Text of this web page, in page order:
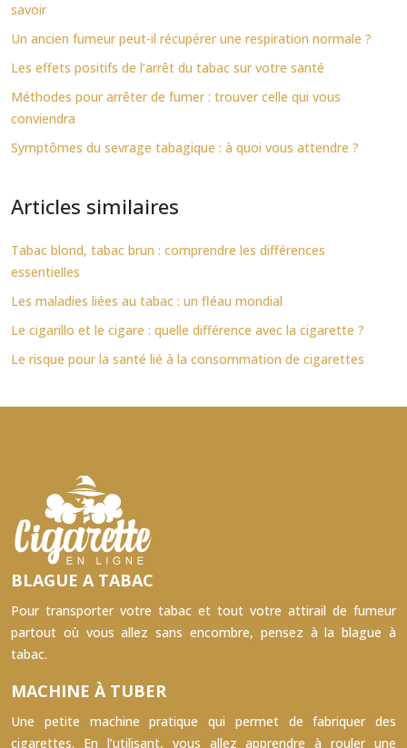
savoir
Un ancien fumeur peut-il récupérer une respiration normale ?
Les effets positifs de l’arrêt du tabac sur votre santé
Méthodes pour arrêter de fumer : trouver celle qui vous
conviendra
Symptômes du sevrage tabagique : à quoi vous attendre ?
Articles similaires
Tabac blond, tabac brun : comprendre les différences
essentielles
Les maladies liées au tabac : un fléau mondial
Le cigarillo et le cigare : quelle différence avec la cigarette ?
Le risque pour la santé lié à la consommation de cigarettes
BLAGUE A TABAC
Pour transporter votre tabac et tout votre attirail de fumeur
partout où vous allez sans encombre, pensez à la blague à
tabac.
MACHINE À TUBER
Une petite machine pratique qui permet de fabriquer des
cigarettes. En l’utilisant, vous allez apprendre à rouler une